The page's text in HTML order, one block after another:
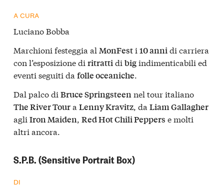
A CURA
Luciano Bobba
Marchioni festeggia al MonFesti 10 annidi carriera
con l’esposizione di ritrattidi bigindimenticabili ed
eventi seguiti da folle oceaniche.
Dal palco di Bruce Springsteennel tour italiano
The River Toura Lenny Kravitz, da Liam Gallagher
agli Iron Maiden, Red Hot Chili Peppers e molti
altri ancora.
S.P.B. (Sensitive Portrait Box)
DI